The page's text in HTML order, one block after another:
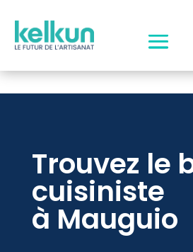
Trouvez le
cuisiniste
à Mauguio